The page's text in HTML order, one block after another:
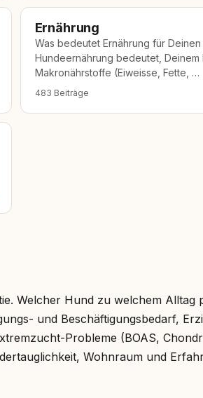
Ernährung
Was bedeutet Ernährung für Deinen
Hundeernährung bedeutet, Deinem
Makronährstoffe (Eiweisse, Fette, …
483 Beiträge
Welcher Hund zu welchem
und Beschäftigungsbedarf,
Probleme (BOAS,
Wohnraum und